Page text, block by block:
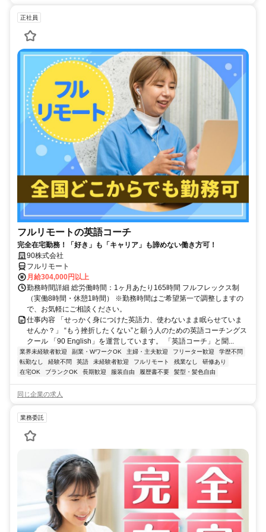
正社員
フルリモートの英語コーチ
完全在宅勤務！「好き」も「キャリア」も諦めない働き方可！
90株式会社
フルリモート
月給304,000円以上
勤務時間詳細 総労働時間：1ヶ月あたり165時間 フルフレックス制
（実働8時間・休憩1時間） ※勤務時間はご希望第一で調整しますの
で、お気軽にご相談ください。
仕事内容 「せっかく身につけた英語力、使わないまま眠らせていま
せんか？」 “もう挫折したくない”と願う人のための英語コーチングス
クール 「90 English」を運営しています。 「英語コーチ」と聞...
業界未経験者歓迎 副業・WワークOK 主婦・主夫歓迎 フリーター歓迎
学歴不問
転勤なし
経験不問 英語 未経験者歓迎 フルリモート 残業なし
研修あり
在宅OK
ブランクOK 長期歓迎 服装自由 履歴書不要 髪型・髪色自由
同じ企業の求人
業務委託